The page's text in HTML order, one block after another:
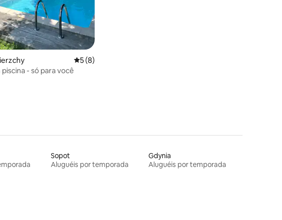
de 5, 3 avaliações 5 de uma avaliação média de 5, 8 avaliações
5 (8)
- só para você
Sopot
Aluguéis por temporada
Gdynia
Aluguéis por temporada